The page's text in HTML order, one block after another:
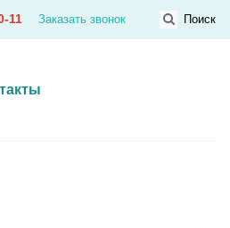
Поиск
11 Заказать звонок